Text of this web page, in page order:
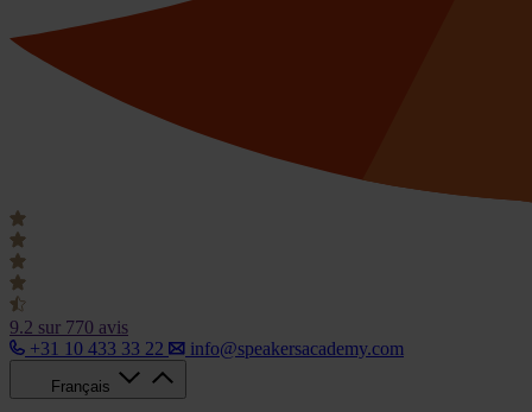
9.2 sur 770 avis
+31 10 433 33 22
info@speakersacademy.com
Français